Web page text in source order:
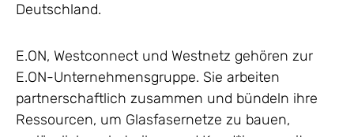
Deutschland.
E.ON, Westconnect und Westnetz gehören zur
E.ON-Unternehmensgruppe. Sie arbeiten
partnerschaftlich zusammen und bündeln ihre
Ressourcen, um Glasfasernetze zu bauen,